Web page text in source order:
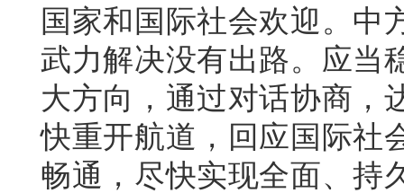
国家和国际社会欢迎。中
武力解决没有出路。应当
大方向，通过对话协商，
快重开航道，回应国际社
畅通，尽快实现全面、持